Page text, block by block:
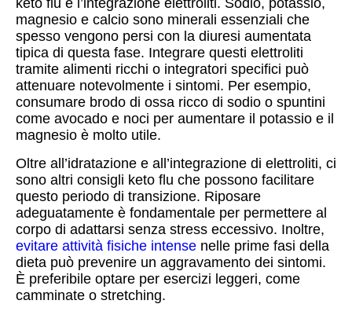
keto flu è l’integrazione elettroliti. Sodio, potassio,
magnesio e calcio sono minerali essenziali che
spesso vengono persi con la diuresi aumentata
tipica di questa fase. Integrare questi elettroliti
tramite alimenti ricchi o integratori specifici può
attenuare notevolmente i sintomi. Per esempio,
consumare brodo di ossa ricco di sodio o spuntini
come avocado e noci per aumentare il potassio e il
magnesio è molto utile.
Oltre all’idratazione e all’integrazione di elettroliti, ci
sono altri consigli keto flu che possono facilitare
questo periodo di transizione. Riposare
adeguatamente è fondamentale per permettere al
corpo di adattarsi senza stress eccessivo. Inoltre,
evitare attività fisiche intense nelle prime fasi della
dieta può prevenire un aggravamento dei sintomi.
È preferibile optare per esercizi leggeri, come
camminate o stretching.